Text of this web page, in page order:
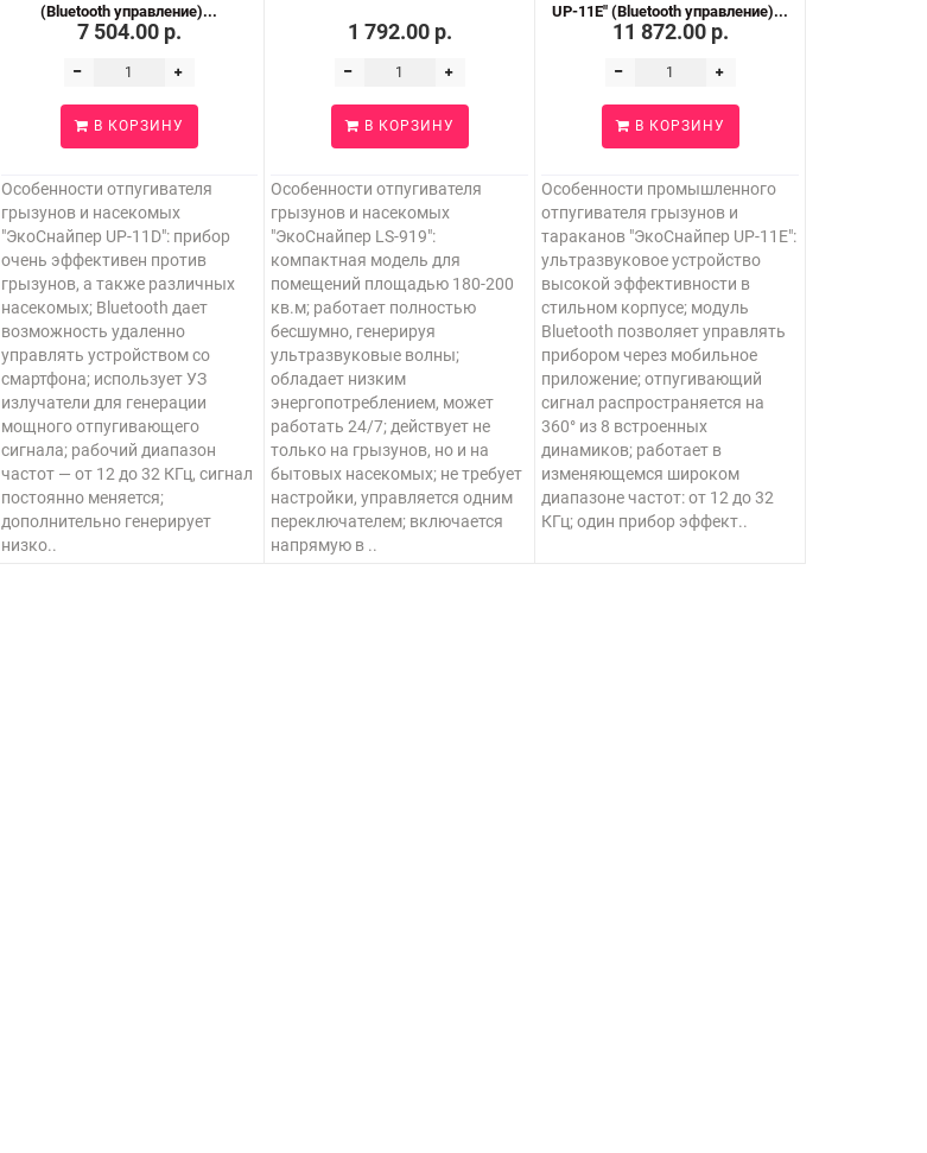
(Bluetooth управление)...
7 504.00 р.
В КОРЗИНУ
Особенности отпугивателя
грызунов и насекомых
"ЭкоСнайпер UP-11D": прибор
очень эффективен против
грызунов, а также различных
насекомых; Bluetooth дает
возможность удаленно
управлять устройством со
смартфона; использует УЗ
излучатели для генерации
мощного отпугивающего
сигнала; рабочий диапазон
частот — от 12 до 32 КГц, сигнал
постоянно меняется;
дополнительно генерирует
низко..
1 792.00 р.
В КОРЗИНУ
Особенности отпугивателя
грызунов и насекомых
"ЭкоСнайпер LS-919":
компактная модель для
помещений площадью 180-200
кв.м; работает полностью
бесшумно, генерируя
ультразвуковые волны;
обладает низким
энергопотреблением, может
работать 24/7; действует не
только на грызунов, но и на
бытовых насекомых; не требует
настройки, управляется одним
переключателем; включается
напрямую в ..
UP-11E" (Bluetooth управление)...
11 872.00 р.
В КОРЗИНУ
Особенности промышленного
отпугивателя грызунов и
тараканов "ЭкоСнайпер UP-11E":
ультразвуковое устройство
высокой эффективности в
стильном корпусе; модуль
Bluetooth позволяет управлять
прибором через мобильное
приложение; отпугивающий
сигнал распространяется на
360° из 8 встроенных
динамиков; работает в
изменяющемся широком
диапазоне частот: от 12 до 32
КГц; один прибор эффект..